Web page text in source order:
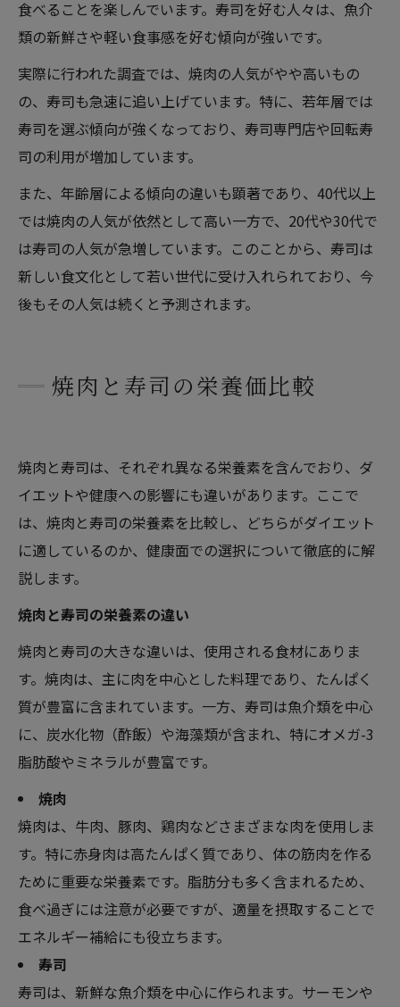
食べることを楽しんでいます。寿司を好む人々は、魚介
類の新鮮さや軽い食事感を好む傾向が強いです。
実際に行われた調査では、焼肉の人気がやや高いもの
の、寿司も急速に追い上げています。特に、若年層では
寿司を選ぶ傾向が強くなっており、寿司専門店や回転寿
司の利用が増加しています。
また、年齢層による傾向の違いも顕著であり、40代以上
では焼肉の人気が依然として高い一方で、20代や30代で
は寿司の人気が急増しています。このことから、寿司は
新しい食文化として若い世代に受け入れられており、今
後もその人気は続くと予測されます。
焼肉と寿司の栄養価比較
焼肉と寿司は、それぞれ異なる栄養素を含んでおり、ダ
イエットや健康への影響にも違いがあります。ここで
は、焼肉と寿司の栄養素を比較し、どちらがダイエット
に適しているのか、健康面での選択について徹底的に解
説します。
焼肉と寿司の栄養素の違い
焼肉と寿司の大きな違いは、使用される食材にありま
す。焼肉は、主に肉を中心とした料理であり、たんぱく
質が豊富に含まれています。一方、寿司は魚介類を中心
に、炭水化物（酢飯）や海藻類が含まれ、特にオメガ-3
脂肪酸やミネラルが豊富です。
焼肉
焼肉は、牛肉、豚肉、鶏肉などさまざまな肉を使用しま
す。特に赤身肉は高たんぱく質であり、体の筋肉を作る
ために重要な栄養素です。脂肪分も多く含まれるため、
食べ過ぎには注意が必要ですが、適量を摂取することで
エネルギー補給にも役立ちます。
寿司
寿司は、新鮮な魚介類を中心に作られます。サーモンや